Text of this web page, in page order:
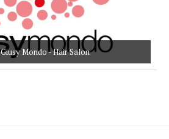
Giusy Mondo - Hair Salon